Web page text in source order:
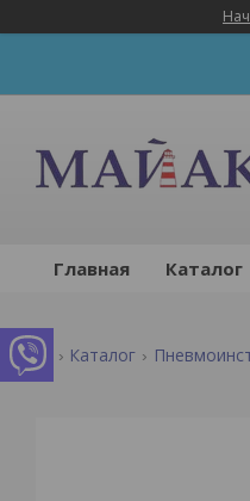
Главная Каталог
Каталог